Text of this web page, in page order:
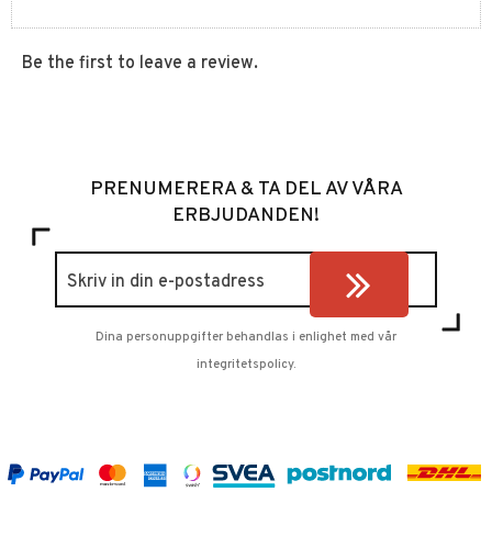
Be the first to leave a review.
PRENUMERERA & TA DEL AV VÅRA
ERBJUDANDEN!
Dina personuppgifter behandlas i enlighet med vår
integritetspolicy.